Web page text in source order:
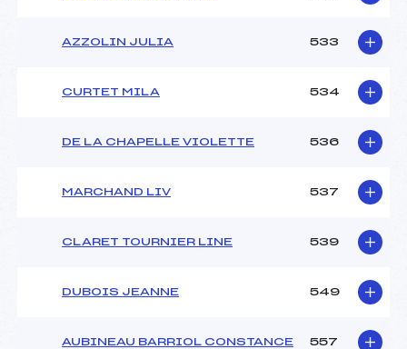
AZZOLIN JULIA 533
CURTET MILA 534
DE LA CHAPELLE VIOLETTE 536
MARCHAND LIV 537
CLARET TOURNIER LINE 539
DUBOIS JEANNE 549
AUBINEAU BARRIOL CONSTANCE 557